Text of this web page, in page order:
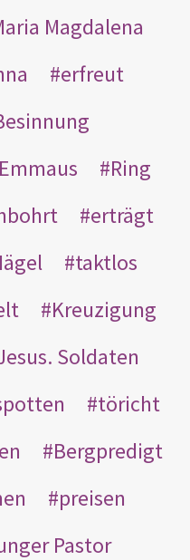
Magdalena
erfreut
Emmaus
Ring
erträgt
taktlos
Kreuzigung
Soldaten
töricht
Bergpredigt
preisen
Pastor